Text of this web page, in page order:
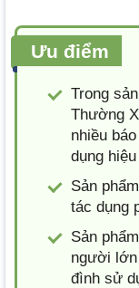
Ưu điểm
Trong
Thường
nhiều
dụng
Sản
tác dụng
Sản
người
đình sử